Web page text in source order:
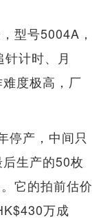
型号5004A，
计时、月
度极高，厂
停产，中间只
生产的50枚
它的拍前估价
万成